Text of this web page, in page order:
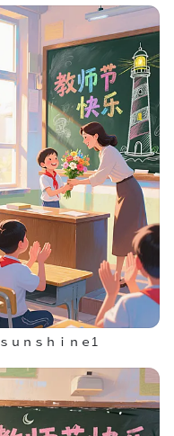
ｓｕｎｓｈｉｎｅ1